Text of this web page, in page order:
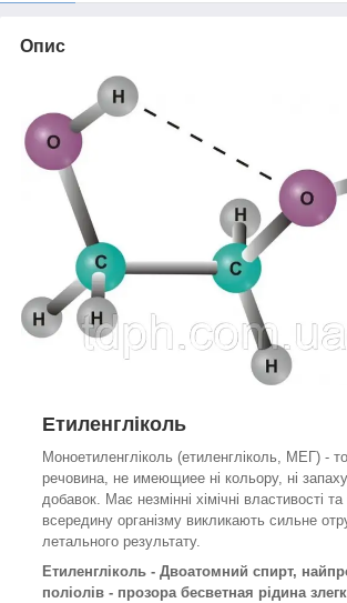
Опис
Етиленгліколь
Моноетиленгліколь (етиленгліколь, МЕГ) -
речовина, не имеющиее ні кольору, ні
добавок. Має незмінні хімічні властивості
всередину організму викликають сильне
летального результату.
Етиленгліколь - Двоатомний спирт,
поліолів - прозора бесветная рідина